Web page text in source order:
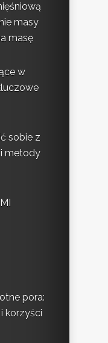
masy
masę
w
sobie z
metody
pora:
korzyści